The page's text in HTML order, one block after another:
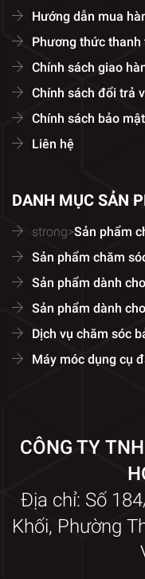
Hướng dẫn mua
Phương thức thanh
Chính sách giao
Chính sách đổi trả
Chính sách bảo
Liên hệ
DANH MỤC SẢN
strong>Sản phẩm
Sản phẩm chăm
Sản phẩm dành
Sản phẩm dành
Dịch vụ chăm sóc
Máy móc dụng cụ
CÔNG TY
Địa chỉ: Số
Khối, Phường